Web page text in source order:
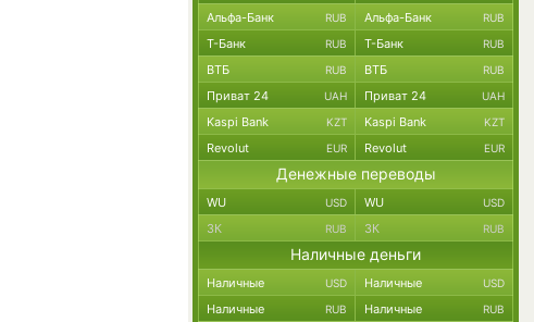
Альфа-Банк RUB Альфа-Банк RUB
Т-Банк RUB Т-Банк RUB
ВТБ RUB ВТБ RUB
Приват 24 UAH Приват 24 UAH
Kaspi Bank KZT Kaspi Bank KZT
Revolut EUR Revolut EUR
Денежные переводы
WU USD WU USD
ЗК RUB ЗК RUB
Наличные деньги
Наличные USD Наличные USD
Наличные RUB Наличные RUB